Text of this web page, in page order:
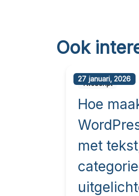
Ook
27 januari, 2026
TwoScript
Hoe
met